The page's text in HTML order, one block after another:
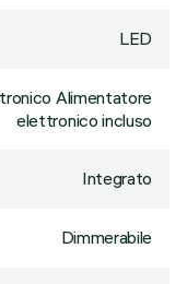
LED
Alimentatore
elettronico incluso
Integrato
Dimmerabile